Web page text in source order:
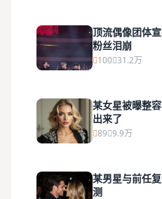
顶流偶像团体
粉丝泪崩
100 31.2万
某女星被曝整
出来了
89 9.9万
某男星与前任
测